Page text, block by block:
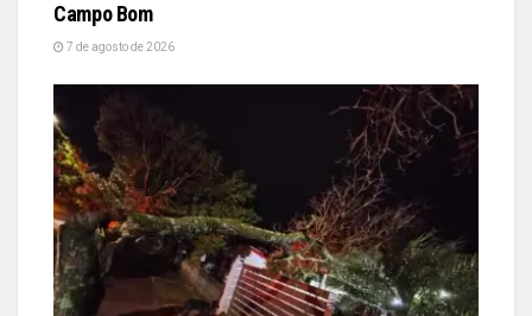
Campo Bom
7 de agosto de 2026